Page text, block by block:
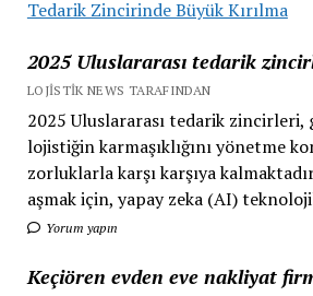
Tedarik Zincirinde Büyük Kırılma
2025 Uluslararası tedarik
LOJISTIK NEWS TARAFINDAN
2025 Uluslararası tedarik
lojistiğin karmaşıklığını yönetme
zorluklarla karşı karşıya
aşmak için, yapay zeka (AI)
Yorum yapın
Keçiören evden eve nakliyat